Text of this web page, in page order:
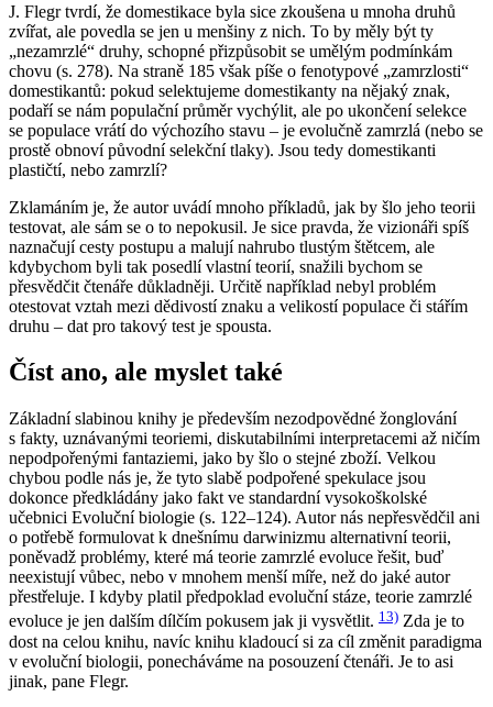
J. Flegr tvrdí, že domestikace byla sice zkoušena u mnoha druhů
zvířat, ale povedla se jen u menšiny z nich. To by měly být ty
„nezamrzlé“ druhy, schopné přizpůsobit se umělým podmínkám
chovu (s. 278). Na straně 185 však píše o fenotypové „zamrzlosti“
domestikantů: pokud selektujeme domestikanty na nějaký znak,
podaří se nám populační průměr vychýlit, ale po ukončení selekce
se populace vrátí do výchozího stavu – je evolučně zamrzlá (nebo se
prostě obnoví původní selekční tlaky). Jsou tedy domestikanti
plastičtí, nebo zamrzlí?
Zklamáním je, že autor uvádí mnoho příkladů, jak by šlo jeho teorii
testovat, ale sám se o to nepokusil. Je sice pravda, že vizionáři spíš
naznačují cesty postupu a malují nahrubo tlustým štětcem, ale
kdybychom byli tak posedlí vlastní teorií, snažili bychom se
přesvědčit čtenáře důkladněji. Určitě například nebyl problém
otestovat vztah mezi dědivostí znaku a velikostí populace či stářím
druhu – dat pro takový test je spousta.
Číst ano, ale myslet také
Základní slabinou knihy je především nezodpovědné žonglování
s fakty, uznávanými teoriemi, diskutabilními interpretacemi až ničím
nepodpořenými fantaziemi, jako by šlo o stejné zboží. Velkou
chybou podle nás je, že tyto slabě podpořené spekulace jsou
dokonce předkládány jako fakt ve standardní vysokoškolské
učebnici Evoluční biologie (s. 122–124). Autor nás nepřesvědčil ani
o potřebě formulovat k dnešnímu darwinizmu alternativní teorii,
poněvadž problémy, které má teorie zamrzlé evoluce řešit, buď
neexistují vůbec, nebo v mnohem menší míře, než do jaké autor
přestřeluje. I kdyby platil předpoklad evoluční stáze, teorie zamrzlé
evoluce je jen dalším dílčím pokusem jak ji vysvětlit. 13) Zda je to
dost na celou knihu, navíc knihu kladoucí si za cíl změnit paradigma
v evoluční biologii, ponecháváme na posouzení čtenáři. Je to asi
jinak, pane Flegr.